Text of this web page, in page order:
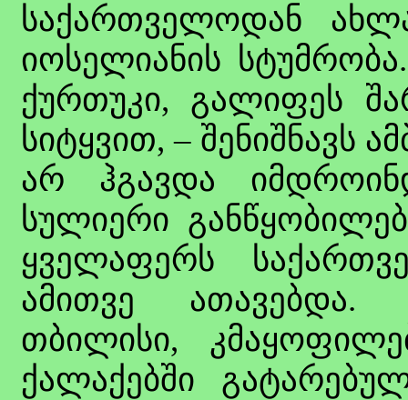
საქართველოდან
იოსელიანის
ქურთუკი, გალიფეს
სიტყვით, – შენიშნავს
არ ჰგავდა
სულიერი
ყველაფერს
ამითვე ათავებდა.
თბილისი,
ქალაქებში